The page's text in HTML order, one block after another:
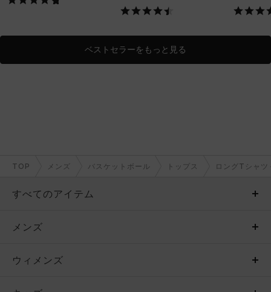
ベストセラーをもっと見る
TOP メンズ バスケットボール トップス ロングTシャツ
すべてのアイテム
メンズ
ウィメンズ
メンズ
トップス
ウィメンズ